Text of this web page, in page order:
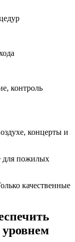
контроль
концерты и
качественные